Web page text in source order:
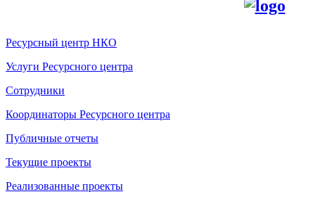
Ресурсный центр НКО
Услуги Ресурсного центра
Сотрудники
Координаторы Ресурсного центра
Публичные отчеты
Текущие проекты
Реализованные проекты